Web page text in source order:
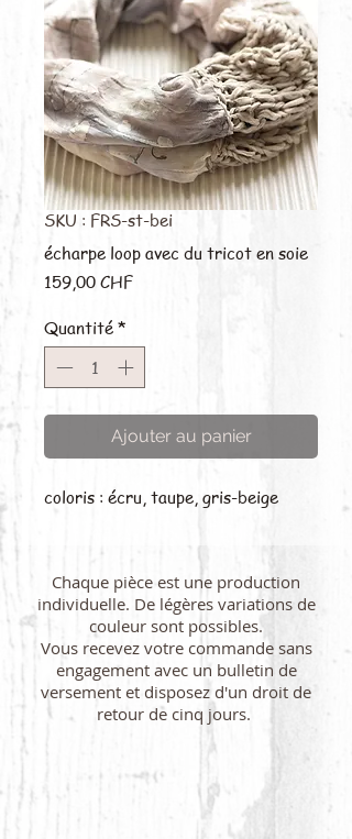
SKU : FRS-st-bei
écharpe loop avec du tricot en soie
159,00 CHFPrix
Quantité *
Ajouter au panier
coloris : écru, taupe, gris-beige
Chaque pièce est une production
individuelle. De légères variations de
couleur sont possibles.
Vous recevez votre commande sans
engagement avec un bulletin de
versement et disposez d'un droit de
retour de cinq jours.